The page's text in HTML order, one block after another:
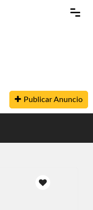
Publicar Anuncio